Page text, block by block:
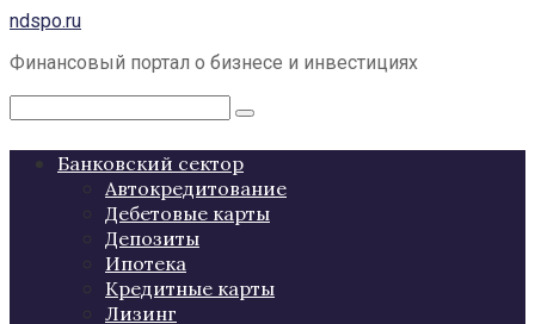
Перейти
контенту
ndspo.ru
Финансовый портал о бизнесе и инвестициях
Поиск:
Банковский сектор
Автокредитование
Дебетовые карты
Депозиты
Ипотека
Кредитные карты
Лизинг